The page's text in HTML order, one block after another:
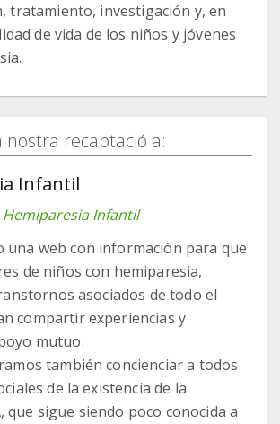
tratamiento, investigación y, en
de vida de los niños y jóvenes
nostra recaptació a:
Infantil
Infantil
una web con información para que
de niños con hemiparesia,
asociados de todo el
compartir experiencias y
mutuo.
también concienciar a todos
de la existencia de la
que sigue siendo poco conocida a